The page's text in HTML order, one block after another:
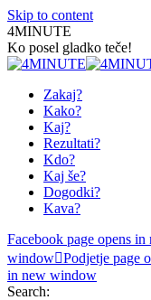
Skip to content
4MINUTE
Ko posel gladko teče!
Zakaj?
Kako?
Kaj?
Rezultati?
Kdo?
Kaj še?
Dogodki?
Kava?
Facebook page opens
window Podjetje page
in new window
Search: